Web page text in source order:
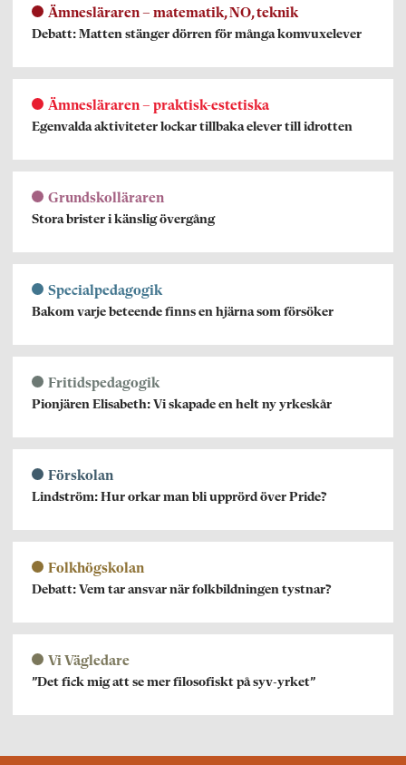
Ämnesläraren – matematik, NO, teknik
Debatt: Matten stänger dörren för många komvuxelever
Ämnesläraren – praktisk-estetiska
Egenvalda aktiviteter lockar tillbaka elever till idrotten
Grundskolläraren
Stora brister i känslig övergång
Specialpedagogik
Bakom varje beteende finns en hjärna som försöker
Fritidspedagogik
Pionjären Elisabeth: Vi skapade en helt ny yrkeskår
Förskolan
Lindström: Hur orkar man bli upprörd över Pride?
Folkhögskolan
Debatt: Vem tar ansvar när folkbildningen tystnar?
Vi Vägledare
”Det fick mig att se mer filosofiskt på syv-yrket”